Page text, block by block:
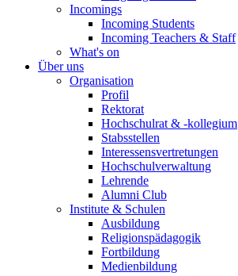
Incomings
Incoming Students
Incoming Teachers & Staff
What's on
Über uns
Organisation
Profil
Rektorat
Hochschulrat & -kollegium
Stabsstellen
Interessensvertretungen
Hochschulverwaltung
Lehrende
Alumni Club
Institute & Schulen
Ausbildung
Religionspädagogik
Fortbildung
Medienbildung